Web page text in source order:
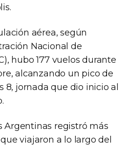
aérea, según
Nacional de
hubo 177 vuelos durante
alcanzando un pico de
8, jornada que dio inicio al
Argentinas registró más
viajaron a lo largo del